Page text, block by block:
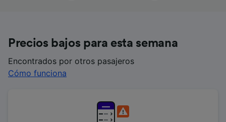
Precios bajos para esta semana
Encontrados por otros pasajeros
Cómo funciona